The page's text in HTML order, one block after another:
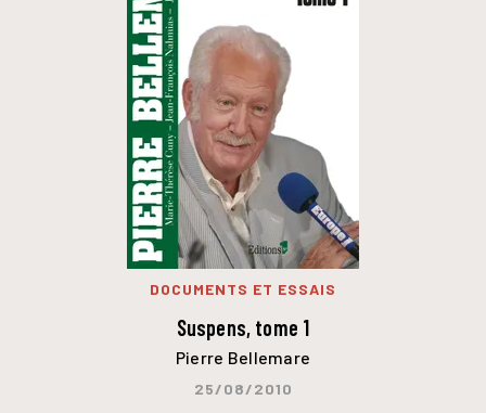
DOCUMENTS ET ESSAIS
Suspens, tome 1
Pierre Bellemare
25/08/2010